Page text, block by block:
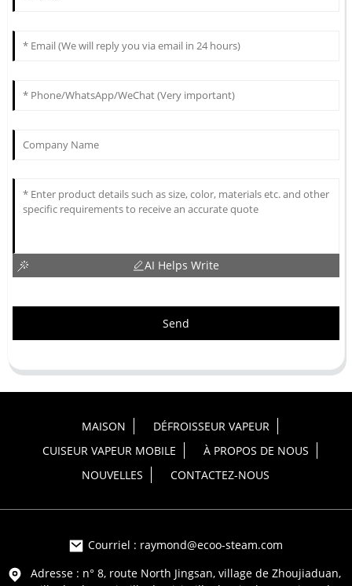
AI Helps Write
Send
MAISON
DÉFROISSEUR VAPEUR
CUISEUR VAPEUR MOBILE
À PROPOS DE NOUS
NOUVELLES
CONTACTEZ-NOUS
Courriel : raymond@ecoo-steam.com
Adresse : n° 8, route North Jingsan, village de Zhoujiaduan,